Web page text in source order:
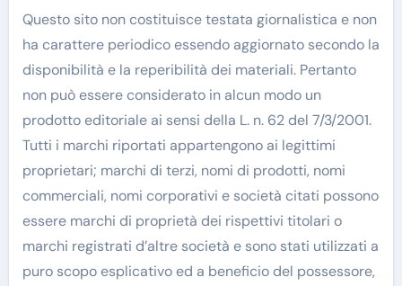
Questo sito non costituisce testata giornalistica e non
ha carattere periodico essendo aggiornato secondo la
disponibilità e la reperibilità dei materiali. Pertanto
non può essere considerato in alcun modo un
prodotto editoriale ai sensi della L. n. 62 del 7/3/2001.
Tutti i marchi riportati appartengono ai legittimi
proprietari; marchi di terzi, nomi di prodotti, nomi
commerciali, nomi corporativi e società citati possono
essere marchi di proprietà dei rispettivi titolari o
marchi registrati d’altre società e sono stati utilizzati a
puro scopo esplicativo ed a beneficio del possessore,